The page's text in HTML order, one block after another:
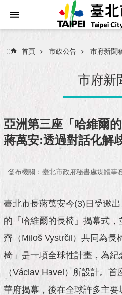
進
搜
民
服
務
府
隊
市
公
告
施
政
::: 首頁 市政公告 市府新聞
市府新
亞洲第三座「哈維爾
蔣萬安:透過對話化解
發布機關：臺北市政府秘書處媒體事
臺北市長蔣萬安今(3)日受邀
的「哈維爾的長椅」揭幕式
齊（Miloš Vystrčil）共同為長
椅」是一項全球性計畫，為紀
（Václav Havel）所設計。
華府揭幕，後在全球許多主要